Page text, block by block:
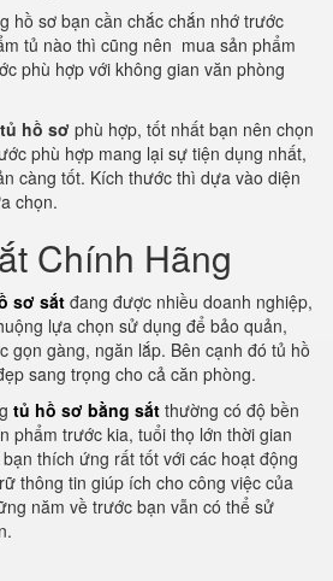
hồ sơ bạn cần chắc chắn nhớ trước
tủ nào thì cũng nên mua sản phẩm
phù hợp với không gian văn phòng
tủ hồ sơ phù hợp, tốt nhất bạn nên chọn
phù hợp mang lại sự tiện dụng nhất,
càng tốt. Kích thước thì dựa vào diện
chọn.
Chính Hãng
sơ sắt đang được nhiều doanh nghiệp,
lựa chọn sử dụng để bảo quản,
gọn gàng, ngăn lắp. Bên cạnh đó tủ hồ
sang trọng cho cả căn phòng.
tủ hồ sơ bằng sắt thường có độ bền
phẩm trước kia, tuổi thọ lớn thời gian
thích ứng rất tốt với các hoạt động
thông tin giúp ích cho công việc của
năm về trước bạn vẫn có thể sử